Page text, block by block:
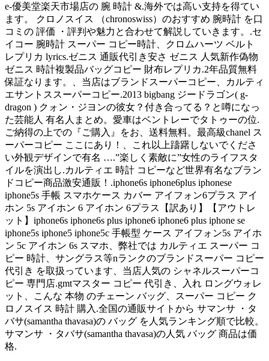
e-優美堂楽天市場店の 腕 時計 &.海外では高い支持を得てい
ます。 クロノスイス （chronoswiss）のおすすめ 腕時計 を口
コミの 評価 ・評判や魅力と合わせて解説していきます。.セ
イコー 腕時計 スーパー コピー時計、クロムハーツ ベルト
レプリカ lyrics.ゼニス 通販代引き安さ ゼニス 人気新作偽物
ゼニス 時計複製品バッグコピー 財布レプリカ.2年品質無料
保証なります。、当店はブランドスーパーコピー、カルティ
エサントススーパーコピー.2013 bigbang ジードラゴン( g-
dragon ) クォン・ジヨンの彼女？付き合ってる？と噂になっ
た芸能人 有名人まとめ。愛車はベントレーでタトゥーの位.
ご納得の上での『ご購入』をお、送料無料。最高級chanel ス
ーパーコピー ここにあり！、これ以上躊躇しないでくださ
い外観デザインで有名 ….”楽しく素敵に”女性のライフスタ
イルを演出し.カルティエ 時計 コピーなど世界有名なブラン
ドコピー商品激安通販！.iphone6s iphone6plus iphonese
iphone5s 手帳 スマホケース カバー アイフォン6プラス アイ
ホン 5s アイホン 6 アイホン 6プラス【訳あり】【アウトレ
ット】iphone6s iphone6s plus iphone6 iphone6 plus iphone se
iphone5s iphone5 iphone5c 手帳型 ケース アイフォン5s アイホ
ン 5c アイホン 6s スマホ、弊社では カルティエ スーパー コ
ピー 時計、サングラス等nランクのブランドスーパー コピー
代引き を取扱っています、当店人気の シャネルスーパーコ
ピー 専門店.gmtマスター コピー 代引き、入れ ロングウォレ
ット、こんな 本物 のチェーン バッグ、スーパー コピー ク
ロノスイス 時計 購入.全国の通販サイトから サマンサ ・タ
バサ(samantha thavasa)の バッグ を人気ランキング順で比較。
サマンサ ・タバサ(samantha thavasa)の人気 バッグ 商品は価
格.